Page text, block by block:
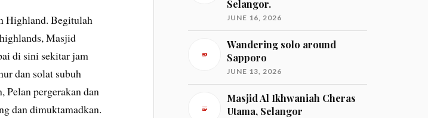
Highland. Begitulah
Masjid
di sini sekitar jam
dan solat subuh
Pelan pergerakan dan
dan dimuktamadkan.
Selangor.
JUNE 16, 2026
Wandering solo around
Sapporo
JUNE 13, 2026
Masjid Al Ikhwaniah Cheras
Utama, Selangor